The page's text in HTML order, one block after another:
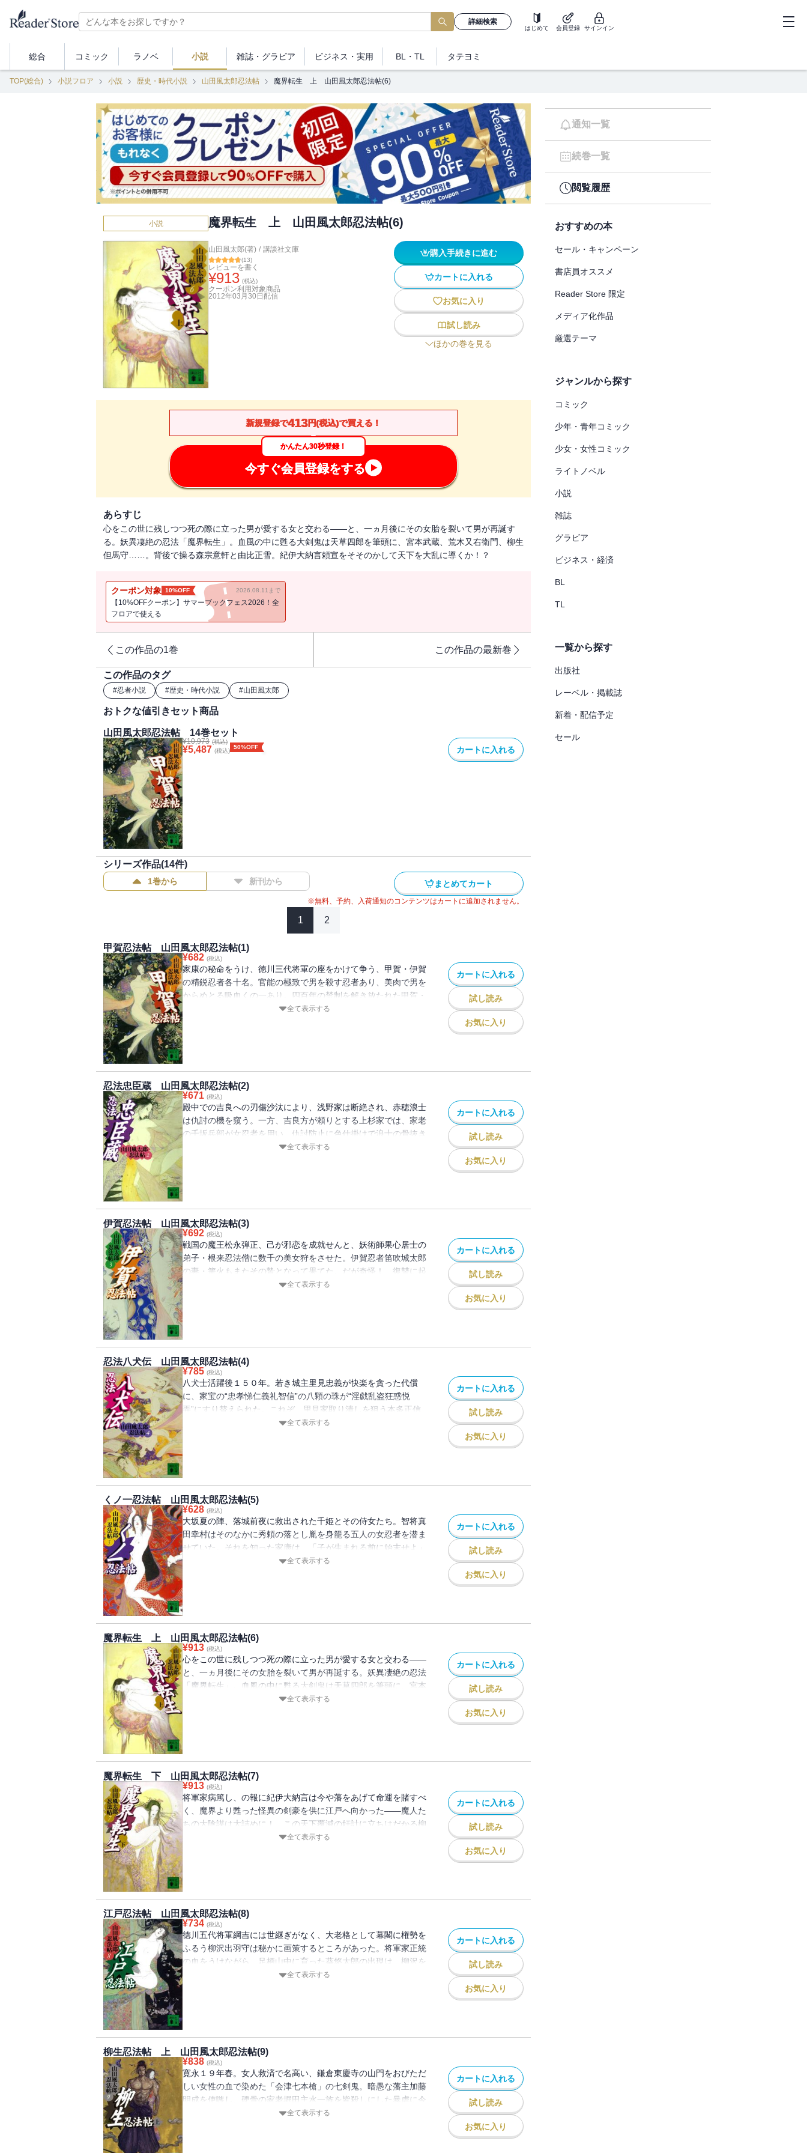
詳細検索
はじめて 会員登録 サインイン
総合 コミック ラノベ 小説 雑誌・ グラビア ビジネス ・実用 BL・TL タテヨミ
TOP(総合) 小説フロア 小説 歴史・時代小説 山田風太郎忍法帖 魔界転生 上 山田風太郎忍法帖(6)
小説 魔界転生 上 山田風太郎忍法帖(6)
山田風太郎(著) / 講談社文庫
(13)
レビューを書く
¥913 (税込)
クーポン利用対象商品
2012年03月30日 配信
購入手続きに進む
カートに入れる
お気に入り
試し読み
ほかの巻を見る
新規登録で413円(税込)で買える！
かんたん30秒登録！
今すぐ会員登録をする
あらすじ
心をこの世に残しつつ死の際に立った男が愛する女と交わる――と、一ヵ月後にその女胎を裂いて男が再誕す
る。妖異凄絶の忍法「魔界転生」。血風の中に甦る大剣鬼は天草四郎を筆頭に、宮本武蔵、荒木又右衛門、柳生
但馬守……。背後で操る森宗意軒と由比正雪。紀伊大納言頼宣をそそのかして天下を大乱に導くか！？
クーポン対象 10%OFF 2026.08.11まで
【10%OFFクーポン】サマーブックフェス2026！全
フロアで使える
この作品の1巻 この作品の最新巻
この作品のタグ
#忍者小説 #歴史・時代小説 #山田風太郎
おトクな値引きセット商品
山田風太郎忍法帖 14巻セット
¥10,973 (税込)
¥5,487 (税込)
50%OFF カートに入れる
シリーズ作品(14件)
1巻から 新刊から まとめてカート
※無料、予約、入荷通知のコンテンツはカートに追加されません。
1 2
甲賀忍法帖 山田風太郎忍法帖(1)
¥682 (税込)
家康の秘命をうけ、徳川三代将軍の座をかけて争う、甲賀・伊賀
の精鋭忍者各十名。官能の極致で男を殺す忍者あり、美肉で男を
からめとる吸血くの一あり。四百年の禁制を解き放たれた甲賀・
伊賀の忍者が死を賭し、秘術の限りを尽くし、戦慄の死闘をくり
全て表示する
カートに入れる
試し読み
お気に入り
忍法忠臣蔵 山田風太郎忍法帖(2)
¥671 (税込)
殿中での吉良への刃傷沙汰により、浅野家は断絶され、赤穂浪士
は仇討の機を窺う。一方、吉良方が頼りとする上杉家では、家老
の千坂兵部が女忍者を用い、仇討防止に色仕掛けで浪士の骨抜き
を企む。大石内蔵助が同志と密議の最中に、妖美と怪異の忍法が
全て表示する
カートに入れる
試し読み
お気に入り
伊賀忍法帖 山田風太郎忍法帖(3)
¥692 (税込)
戦国の魔王松永弾正、己が邪恋を成就せんと、妖術師果心居士の
弟子・根来忍法僧に数千の美女狩をさせた。伊賀忍者笛吹城太郎
の妻・篝火もまたその贄となって果てた。だが奇怪！ 復讐に起
った城太郎の前に、弾正の寵姫が、篝火の顔で艶然と微笑み、地
全て表示する
カートに入れる
試し読み
お気に入り
忍法八犬伝 山田風太郎忍法帖(4)
¥785 (税込)
八犬士活躍後１５０年。若き城主里見忠義が快楽を貪った代償
に、家宝の“忠孝悌仁義礼智信”の八顆の珠が“淫戯乱盗狂惑悦
弄”にすり替えられた。これぞ、里見家取り潰しを狙う本多正信
―服部半蔵の策謀。甲賀卍谷で忍法修行した、八犬士の末孫八人
全て表示する
カートに入れる
試し読み
お気に入り
くノ一忍法帖 山田風太郎忍法帖(5)
¥628 (税込)
大坂夏の陣、落城前夜に救出された千姫とその侍女たち。智将真
田幸村はそのなかに秀頼の落とし胤を身籠る五人の女忍者を潜ま
せていた。それを知った家康は、「子が生まれる前に始末せよ」
と密命を伊賀忍者に下す。子を宿しながら迎え討つ、くノ一、五
全て表示する
カートに入れる
試し読み
お気に入り
魔界転生 上 山田風太郎忍法帖(6)
¥913 (税込)
心をこの世に残しつつ死の際に立った男が愛する女と交わる――
と、一ヵ月後にその女胎を裂いて男が再誕する。妖異凄絶の忍法
「魔界転生」。血風の中に甦る大剣鬼は天草四郎を筆頭に、宮本
武蔵、荒木又右衛門、柳生但馬守……。背後で操る森宗意軒と由
全て表示する
カートに入れる
試し読み
お気に入り
魔界転生 下 山田風太郎忍法帖(7)
¥913 (税込)
将軍家病篤し、の報に紀伊大納言は今や藩をあげて命運を賭すべ
く、魔界より甦った怪異の剣豪を供に江戸へ向かった――魔人た
ちの大陰謀は大詰めに！ この天下覆滅の奸計に立ちはだかる柳
生十兵衛。柳生谷に伊勢船島に……隻眼まなじりを決し、孤剣を
全て表示する
カートに入れる
試し読み
お気に入り
江戸忍法帖 山田風太郎忍法帖(8)
¥734 (税込)
徳川五代将軍綱吉には世継ぎがなく、大老格として幕閣に権勢を
ふるう柳沢出羽守は秘かに画策するところがあった。将軍家正統
の血をうけながら、足柄山中に育った葵悠太郎の出現は、柳沢を
驚倒させた。前将軍の隠し子を抹殺せよとの厳命をうけた甲賀七
全て表示する
カートに入れる
試し読み
お気に入り
柳生忍法帖 上 山田風太郎忍法帖(9)
¥838 (税込)
寛永１９年春。女人救済で名高い、鎌倉東慶寺の山門をおびただ
しい女性の血で染めた「会津七本槍」の七剣鬼。暗愚な藩主加藤
明成を使嗾し、硬骨の家老堀田主水一族を皆殺しにした暴虐に今
天誅が下される！ 大いなる恨みに燃える堀家の女七人を助ける
全て表示する
カートに入れる
試し読み
お気に入り
通知一覧
続巻一覧
閲覧履歴
おすすめの本
セール・キャンペーン
書店員オススメ
Reader Store 限定
メディア化作品
厳選テーマ
ジャンルから探す
コミック
少年・青年コミック
少女・女性コミック
ライトノベル
小説
雑誌
グラビア
ビジネス・経済
BL
TL
一覧から探す
出版社
レーベル・掲載誌
新着・配信予定
セール